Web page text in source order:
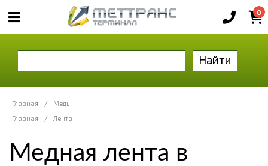
0
Найти
Главная /
Медь
Главная
/ Лента
Медная лента в